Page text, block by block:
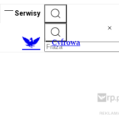
Serwisy
Cyfrowa